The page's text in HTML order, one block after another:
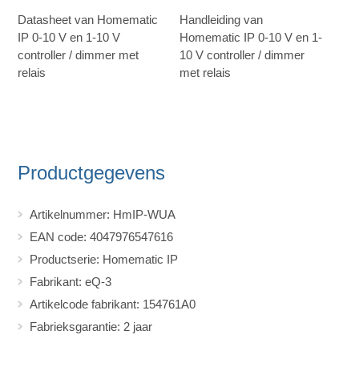
Datasheet van Homematic
IP 0-10 V en 1-10 V
controller / dimmer met
relais
Handleiding van
Homematic IP 0-10 V en 1-
10 V controller / dimmer
met relais
Productgegevens
Artikelnummer: HmIP-WUA
EAN code: 4047976547616
Productserie: Homematic IP
Fabrikant: eQ-3
Artikelcode fabrikant: 154761A0
Fabrieksgarantie: 2 jaar